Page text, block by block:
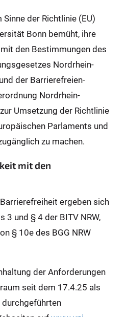
der Richtlinie (EU)
Bonn bemüht, ihre
den Bestimmungen des
Nordrhein-
der Barrierefreien-
Nordrhein-
Umsetzung der Richtlinie
Parlaments und
zu machen.
mit den
ergeben sich
3 und § 4 der BITV NRW,
§ 10e des BGG NRW
der Anforderungen
seit dem 17.4.25 als